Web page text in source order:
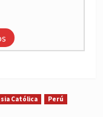
Católica
Perú